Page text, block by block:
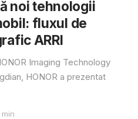
noi tehnologii
fluxul de
ARRI
Imaging Technology
HONOR a prezentat
min